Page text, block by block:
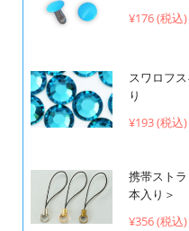
¥176 (税込)
スワロフ
り
¥193 (税込)
携帯スト
本入り＞
¥356 (税込)